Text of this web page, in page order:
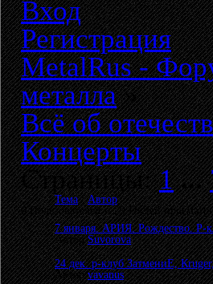
Вход
Регистрация
MetalRus -
металла»
Всё об
Концерты
Страницы:1 ...
Тема/Автор
0 Пользователей и 29 Гостей
7 января. АРИЯ. Рождество. Р-
АвторSuvorova
24 дек. р-клуб ЗатмениЕ,
Авторvavanus